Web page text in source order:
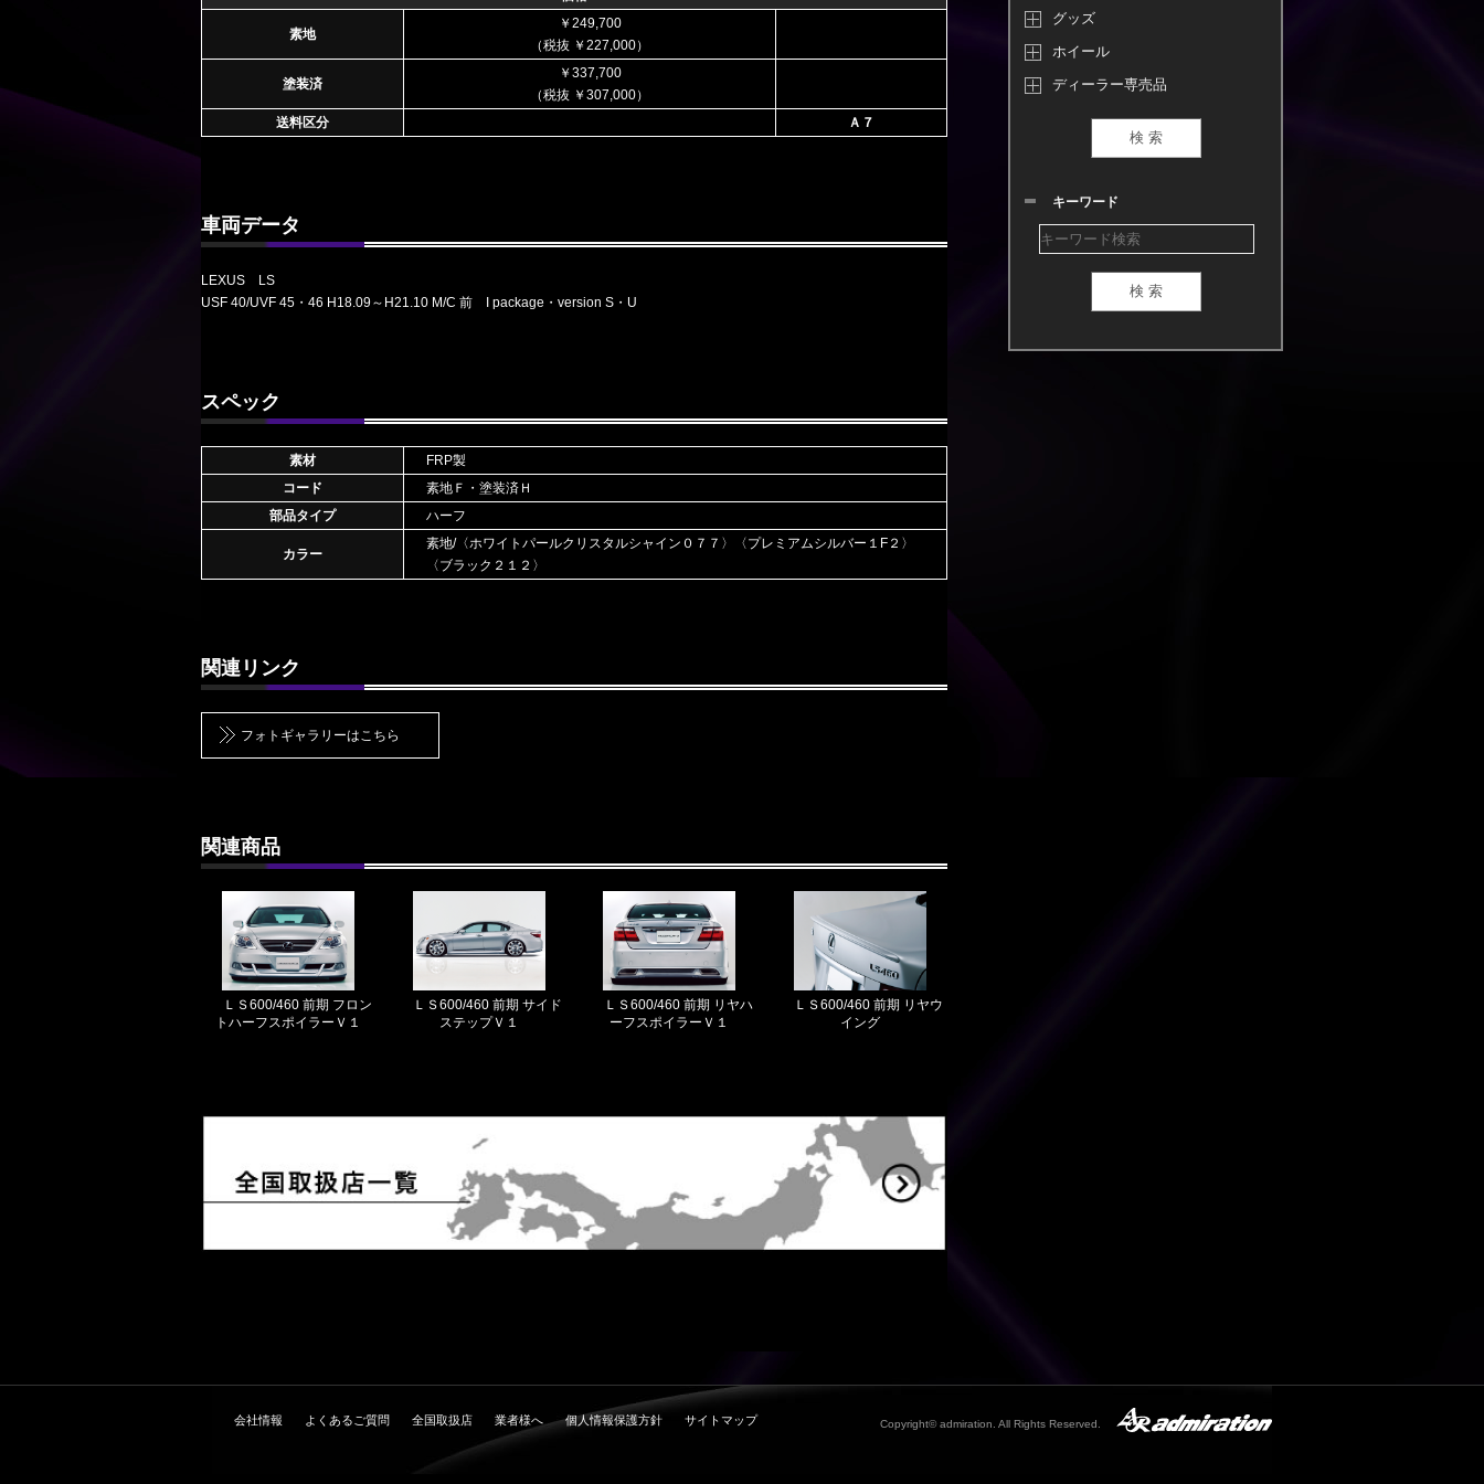
素地
￥249,700
（税抜 ￥227,000）
塗装済
￥337,700
（税抜 ￥307,000）
送料区分
Ａ７
車両データ
LEXUS LS
USF 40/UVF 45・46 H18.09～H21.10 M/C 前 I package・version S・U
スペック
素材
FRP製
コード
素地Ｆ・塗装済Ｈ
部品タイプ
ハーフ
カラー
素地/〈ホワイトパールクリスタルシャイン０７７〉〈プレミアムシルバー１F２〉
〈ブラック２１２〉
関連リンク
フォトギャラリーはこちら
関連商品
ＬＳ600/460 前期 フロン
トハーフスポイラーＶ１
ＬＳ600/460 前期 サイド
ステップＶ１
ＬＳ600/460 前期 リヤハ
ーフスポイラーＶ１
ＬＳ600/460 前期 リヤウ
イング
グッズ
ホイール
ディーラー専売品
キーワード
会社情報 よくあるご質問 全国取扱店 業者様へ 個人情報保護方針 サイトマップ Copyright© admiration. All Rights Reserved.